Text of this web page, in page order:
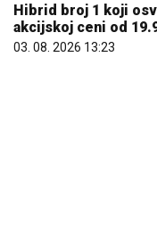
Hibrid broj 1 koji
akcijskoj ceni od
03. 08. 2026 13:23